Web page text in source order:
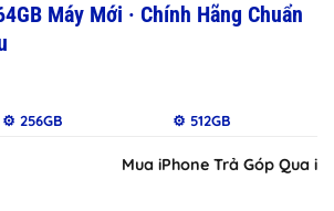
Máy Mới · Chính Hãng Chuẩn
⚙️ 256GB ⚙️ 512GB
Mua iPhone Trả Góp Qua